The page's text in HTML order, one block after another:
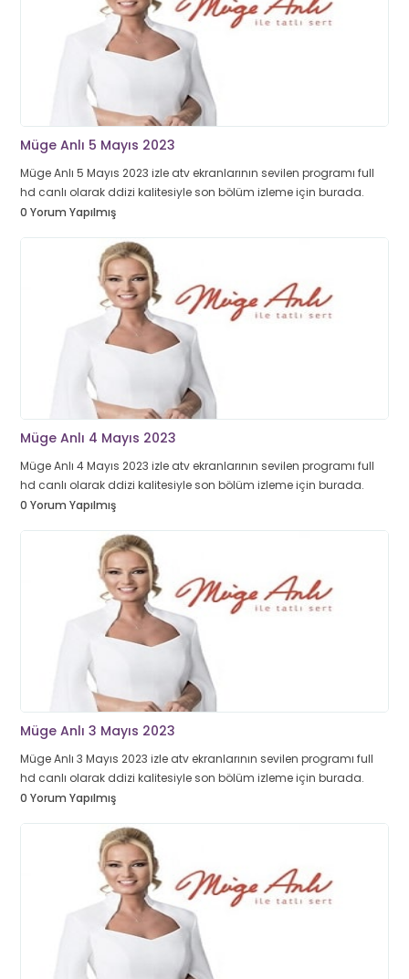
Müge Anlı 5 Mayıs 2023
Müge Anlı 5 Mayıs 2023 izle atv ekranlarının sevilen programı full
hd canlı olarak ddizi kalitesiyle son bölüm izleme için burada.
0 Yorum Yapılmış
Müge Anlı 4 Mayıs 2023
Müge Anlı 4 Mayıs 2023 izle atv ekranlarının sevilen programı full
hd canlı olarak ddizi kalitesiyle son bölüm izleme için burada.
0 Yorum Yapılmış
Müge Anlı 3 Mayıs 2023
Müge Anlı 3 Mayıs 2023 izle atv ekranlarının sevilen programı full
hd canlı olarak ddizi kalitesiyle son bölüm izleme için burada.
0 Yorum Yapılmış